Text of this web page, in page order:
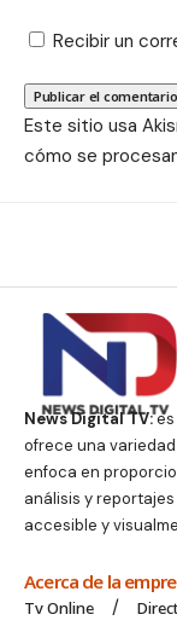
Recibir un
Este sitio usa
cómo se
News Digital TV:es
ofrece una
enfoca en
análisis y
accesible y
Acerca de la
Tv Online